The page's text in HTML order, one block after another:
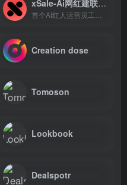
xSale-Ai网红建联工具
首个AI红人运营员工，建联效率最大化
Creation dose
Tomoson
Lookbook
Dealspotr